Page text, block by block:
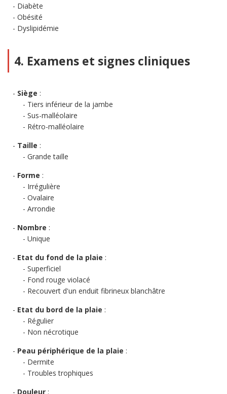
Diabète
Obésité
Dyslipidémie
4. Examens et signes cliniques
Siège :
Tiers inférieur de la jambe
Sus-malléolaire
Rétro-malléolaire
Taille :
Grande taille
Forme :
Irrégulière
Ovalaire
Arrondie
Nombre :
Unique
Etat du fond de la plaie :
Superficiel
Fond rouge violacé
Recouvert d'un enduit fibrineux blanchâtre
Etat du bord de la plaie :
Régulier
Non nécrotique
Peau périphérique de la plaie :
Dermite
Troubles trophiques
Douleur :